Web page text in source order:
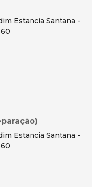
Estancia Santana -
Estancia Santana -